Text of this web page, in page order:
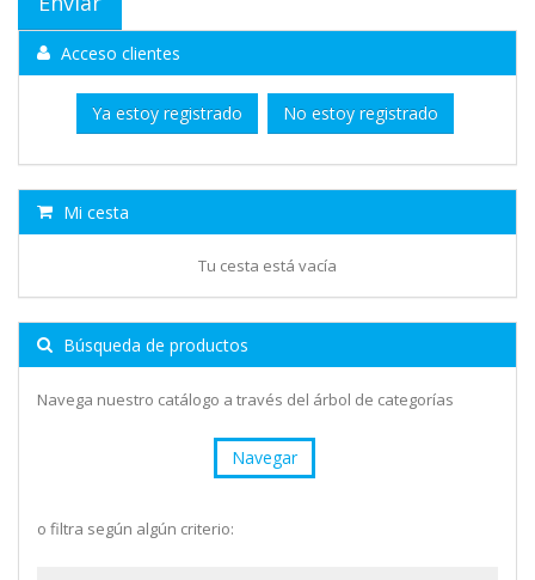
Acceso clientes
Ya estoy registrado No estoy registrado
Mi cesta
Tu cesta está vacía
Búsqueda de productos
Navega nuestro catálogo a través del árbol de categorías
Navegar
o filtra según algún criterio: